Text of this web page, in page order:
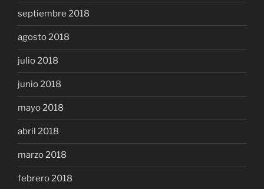
septiembre 2018
agosto 2018
julio 2018
junio 2018
mayo 2018
abril 2018
marzo 2018
febrero 2018